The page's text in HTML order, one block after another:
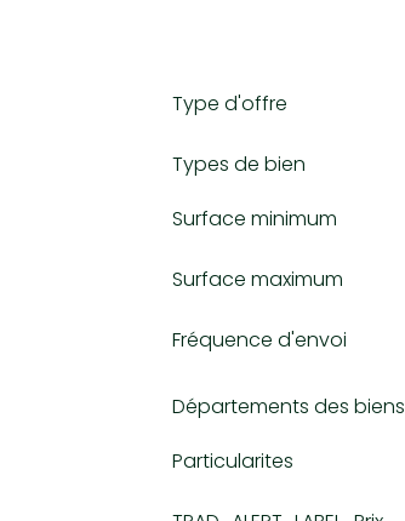
Type d'offre
Types de bien
Surface minimum
Surface maximum
Fréquence d'envoi
Départements des biens
Particularites